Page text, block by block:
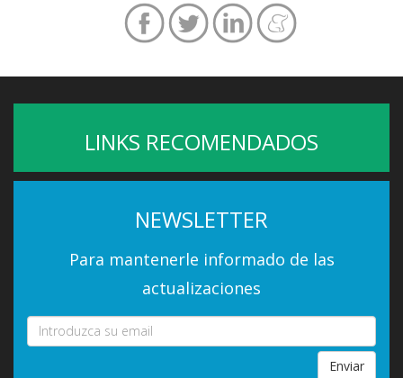
LINKS RECOMENDADOS
NEWSLETTER
Para mantenerle informado de las
actualizaciones
Enviar